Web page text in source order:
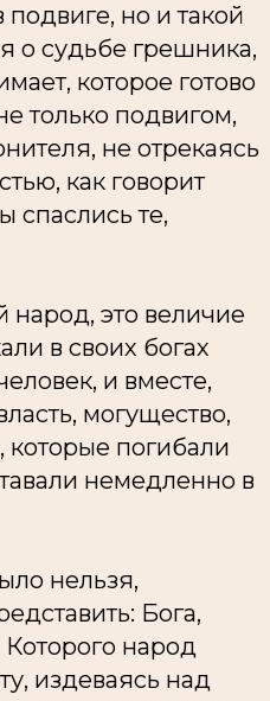
но и такой
о судьбе грешника,
которое готово
только подвигом,
не отрекаясь
как говорит
спаслись те,
народ, это величие
в своих богах
и вместе,
могущество,
которые погибали
немедленно в
нельзя,
Бога,
народ
издеваясь над